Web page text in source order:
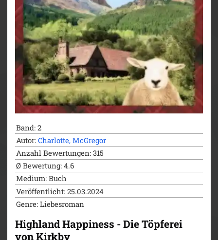
Highland Hope – Ein Pub für Kirkby
Highland Hope – Eine Destillerie für Kirkby
Highland Hope – Eine Bäckerei für Kirkby
Die Glückskuh von Kirkby (kostenloser
Kurzroman auf der Website der Autorin)
Highland Happiness – Die Weberei von Kirkby
Highland Happiness – Die Töpferei von Kirkby
Highland Happiness – Das Herrenhaus von
Kirkby
Highland Happiness – Die Schreinerei von
Kirkby (2024)
(2024)
Band: 2
Autor: Charlotte, McGregor
Anzahl Bewertungen: 315
Ø Bewertung: 4.6
Medium: Buch
Veröffentlicht: 25.03.2024
Genre: Liebesroman
Highland Happiness - Die Töpferei
von Kirkby